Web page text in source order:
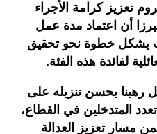
تعزيز كرامة الأجراء
أن اعتماد مدة عمل
يشكل خطوة نحو تحقيق
لفائدة هذه الفئة.
رهينا بحسن تنزيله على
المتدخلين في القطاع،
مسار تعزيز العدالة